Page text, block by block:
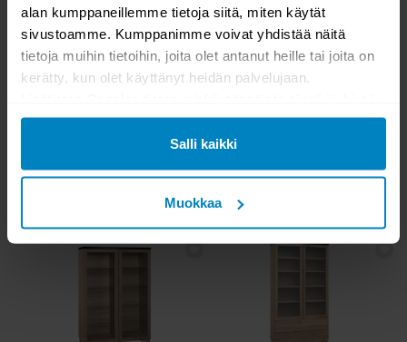
alan kumppaneillemme tietoja siitä, miten käytät
sivustoamme. Kumppanimme voivat yhdistää näitä
tietoja muihin tietoihin, joita olet antanut heille tai joita on
kerätty, kun olet käyttänyt heidän palvelujaan.
Salli kaikki
Muokkaa
Niklas vitriini matala N8.2
967,20